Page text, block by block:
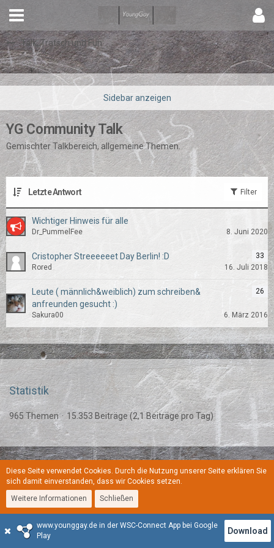
Talk, Tratsch und Fun
YG Community Talk
Gemischter Talkbereich, allgemeine Themen.
Letzte Antwort Filter
Wichtiger Hinweis für alle
Dr_PummelFee 8. Juni 2020
Cristopher Streeeeeet Day Berlin! :D
33
Rored
16. Juli 2018
Leute ( männlich&weiblich) zum schreiben&
anfreunden gesucht :)
26
Sakura00 6. März 2016
Statistik
965 Themen 15.353 Beiträge (2,1 Beiträge pro Tag)
Regeln Datenschutzerklärung Kontakt
Stil:YoungGay
Community-Software:WoltLab Suite™
www.younggay.de in der WSC-Connect App bei Google
Play
Download
Diese Seite verwendet Cookies. Durch die Nutzung unserer Seite erklären Sie
sich damit einverstanden, dass wir Cookies setzen.
Weitere Informationen
Schließen